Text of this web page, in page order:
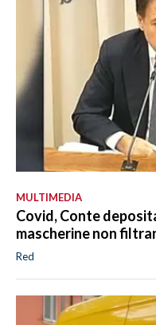
MULTIMEDIA
Covid, Conte
mascherine non
Red